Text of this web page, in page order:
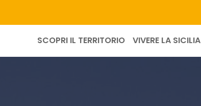
SCOPRI IL TERRITORIO VIVERE LA SICILIA